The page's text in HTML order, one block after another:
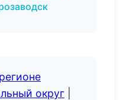
округ